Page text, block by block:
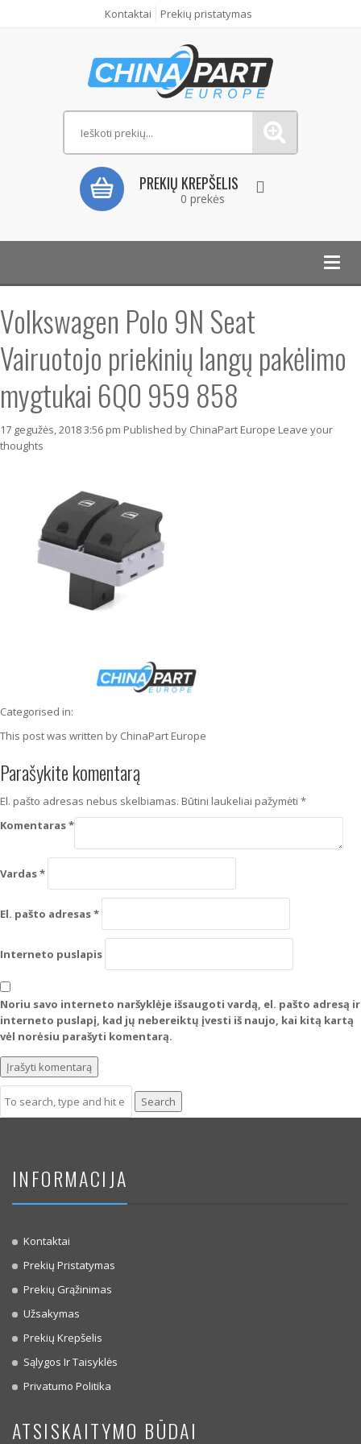
Kontaktai Prekių pristatymas
PREKIŲ KREPŠELIS
0 prekės
Volkswagen Polo 9N Seat
Vairuotojo priekinių langų pakėlimo
mygtukai 6Q0 959 858
17 gegužės, 2018 3:56 pm Published by ChinaPart Europe Leave your
thoughts
Categorised in:
This post was written by ChinaPart Europe
Parašykite komentarą
El. pašto adresas nebus skelbiamas. Būtini laukeliai pažymėti *
Komentaras*
Vardas*
El. pašto adresas*
Interneto puslapis
Noriu savo interneto naršyklėje išsaugoti vardą, el. pašto adresą ir
interneto puslapį, kad jų nebereiktų įvesti iš naujo, kai kitą kartą
vėl norėsiu parašyti komentarą.
Search
INFORMACIJA
Kontaktai
Prekių Pristatymas
Prekių Grąžinimas
Užsakymas
Prekių Krepšelis
Sąlygos Ir Taisyklės
Privatumo Politika
ATSISKAITYMO BŪDAI